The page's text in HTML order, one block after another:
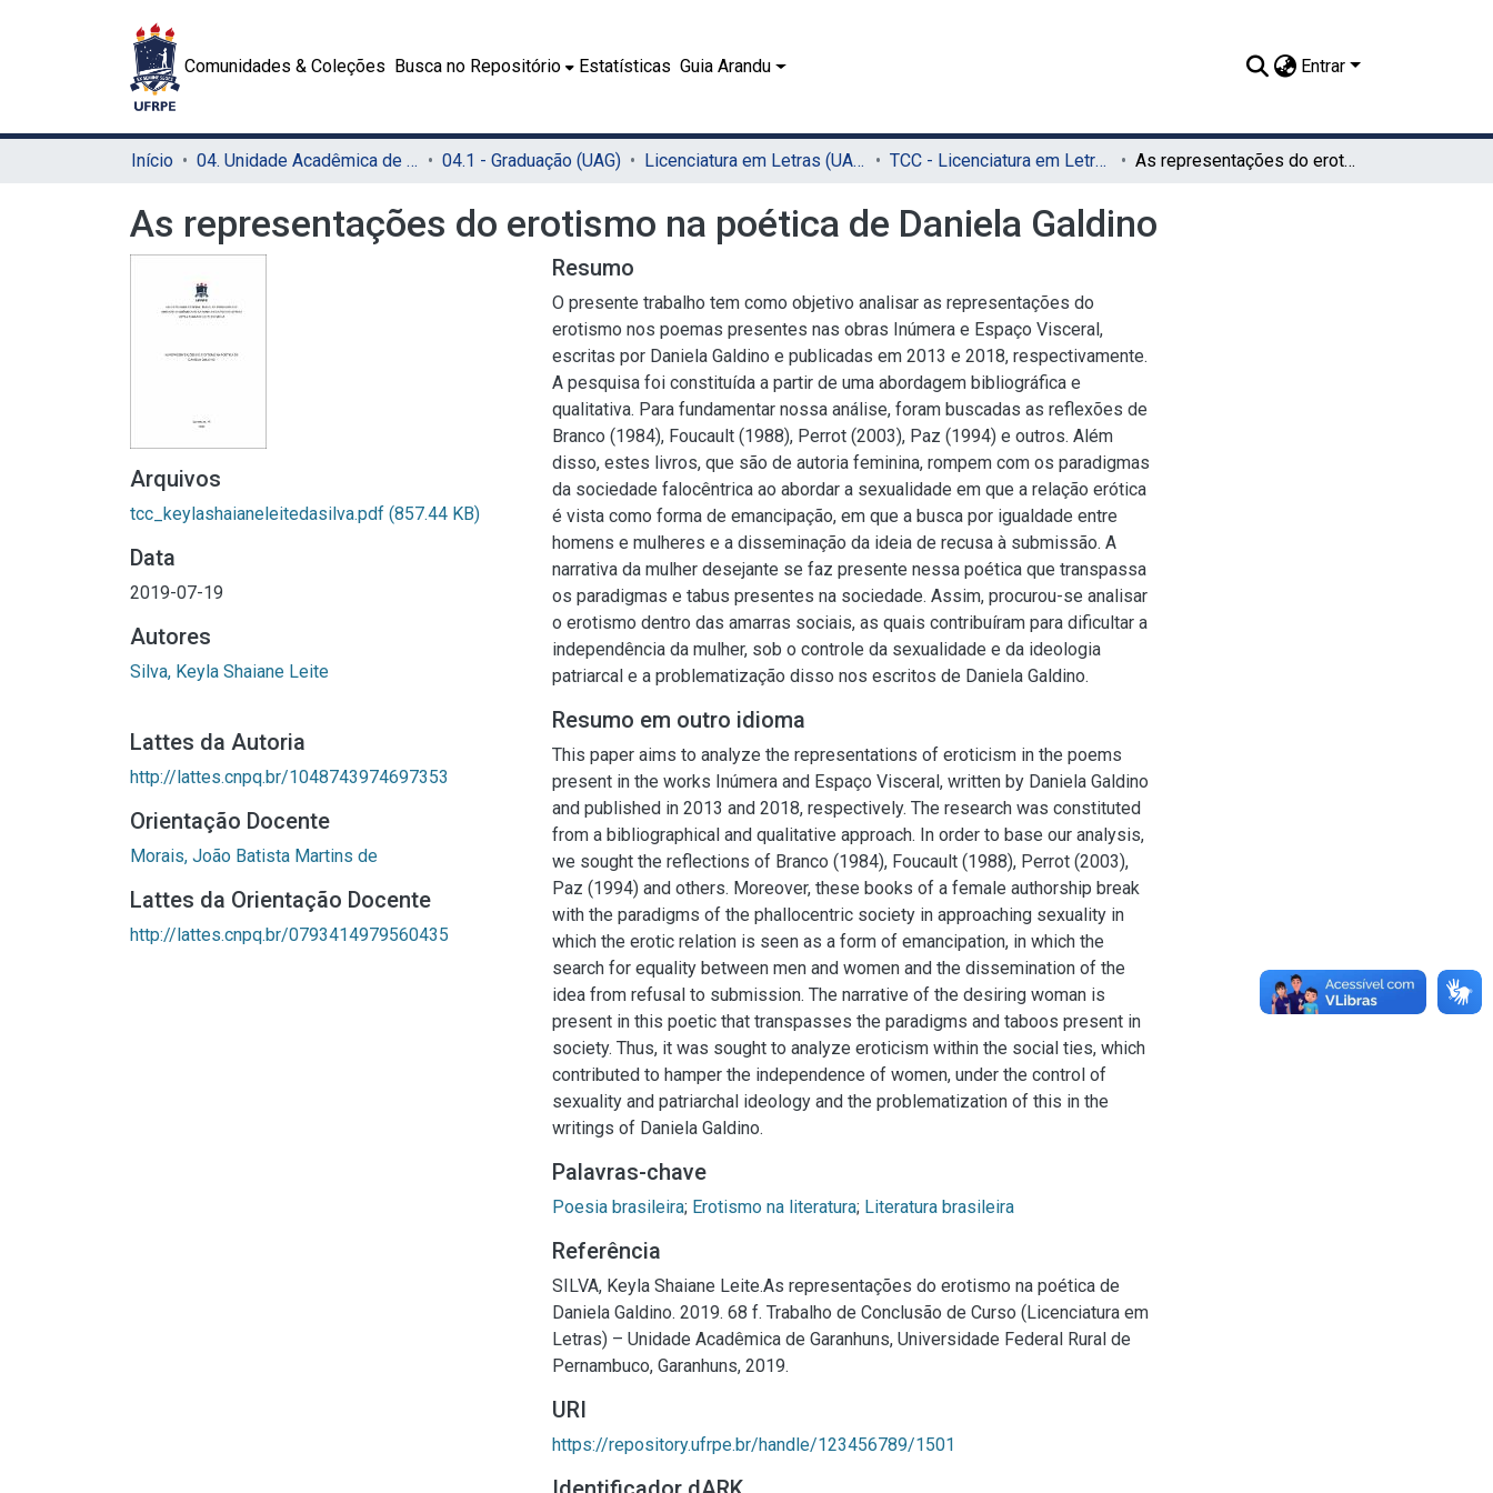
Comunidades & Coleções Busca no Repositório Estatísticas Guia Arandu Entrar
Início 04. Unidade Acadêmica de Garanhuns (UAG) 04.1 - Graduação (UAG) Licenciatura em Letras (UAG) TCC - Licenciatura em Letras (UAG) As representações do erotismo na poética de Daniela Galdino
As representações do erotismo na poética de Daniela Galdino
Arquivos
tcc_keylashaianeleitedasilva.pdf (857.44 KB)
Data
2019-07-19
Autores
Silva, Keyla Shaiane Leite
Lattes da Autoria
http://lattes.cnpq.br/1048743974697353
Orientação Docente
Morais, João Batista Martins de
Lattes da Orientação Docente
http://lattes.cnpq.br/0793414979560435
Resumo
O presente trabalho tem como objetivo analisar as representações do
erotismo nos poemas presentes nas obras Inúmera e Espaço Visceral,
escritas por Daniela Galdino e publicadas em 2013 e 2018, respectivamente.
A pesquisa foi constituída a partir de uma abordagem bibliográfica e
qualitativa. Para fundamentar nossa análise, foram buscadas as reflexões de
Branco (1984), Foucault (1988), Perrot (2003), Paz (1994) e outros. Além
disso, estes livros, que são de autoria feminina, rompem com os paradigmas
da sociedade falocêntrica ao abordar a sexualidade em que a relação erótica
é vista como forma de emancipação, em que a busca por igualdade entre
homens e mulheres e a disseminação da ideia de recusa à submissão. A
narrativa da mulher desejante se faz presente nessa poética que transpassa
os paradigmas e tabus presentes na sociedade. Assim, procurou-se analisar
o erotismo dentro das amarras sociais, as quais contribuíram para dificultar a
independência da mulher, sob o controle da sexualidade e da ideologia
patriarcal e a problematização disso nos escritos de Daniela Galdino.
Resumo em outro idioma
This paper aims to analyze the representations of eroticism in the poems
present in the works Inúmera and Espaço Visceral, written by Daniela Galdino
and published in 2013 and 2018, respectively. The research was constituted
from a bibliographical and qualitative approach. In order to base our analysis,
we sought the reflections of Branco (1984), Foucault (1988), Perrot (2003),
Paz (1994) and others. Moreover, these books of a female authorship break
with the paradigms of the phallocentric society in approaching sexuality in
which the erotic relation is seen as a form of emancipation, in which the
search for equality between men and women and the dissemination of the
idea from refusal to submission. The narrative of the desiring woman is
present in this poetic that transpasses the paradigms and taboos present in
society. Thus, it was sought to analyze eroticism within the social ties, which
contributed to hamper the independence of women, under the control of
sexuality and patriarchal ideology and the problematization of this in the
writings of Daniela Galdino.
Palavras-chave
Poesia brasileira; Erotismo na literatura; Literatura brasileira
Referência
SILVA, Keyla Shaiane Leite.As representações do erotismo na poética de
Daniela Galdino. 2019. 68 f. Trabalho de Conclusão de Curso (Licenciatura em
Letras) – Unidade Acadêmica de Garanhuns, Universidade Federal Rural de
Pernambuco, Garanhuns, 2019.
URI
https://repository.ufrpe.br/handle/123456789/1501